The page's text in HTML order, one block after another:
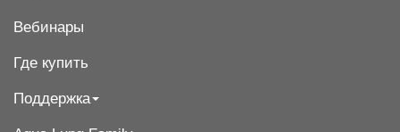
Вебинары
Где купить
Поддержка